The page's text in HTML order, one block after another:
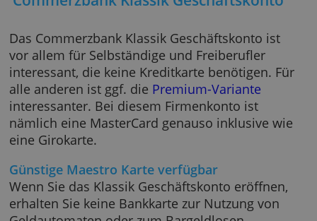
Commerzbank Klassik
Das Commerzbank Klassik Geschäftskonto
vor allem für Selbständige und Freiberufler
interessant, die keine Kreditkarte benötigen.
alle anderen ist ggf. die
interessanter. Bei diesem Firmenkonto ist
nämlich eine MasterCard genauso inklusive
eine Girokarte.